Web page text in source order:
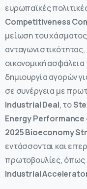
ευρωπαϊκές
Competitiveness
μείωση του χάσματος
οικονομική
δημιουργία αγορών
σε συνέργεια με
Industrial Deal, το
Energy
2025 Bioeconomy
εντάσσονται και
πρωτοβουλίες, όπως
Industrial